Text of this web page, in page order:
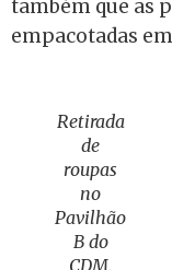
também que as
empacotadas
Retirada
de
roupas
no
Pavilhão
B do
CDM.